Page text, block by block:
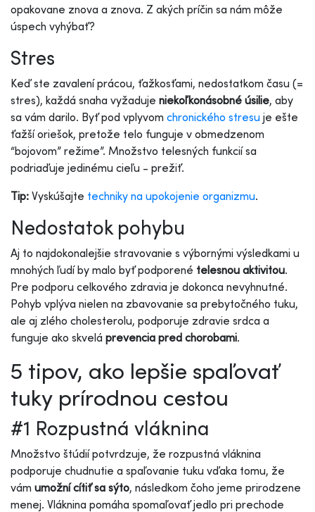
opakovane znova a znova. Z akých príčin sa nám môže
úspech vyhýbať?
Stres
Keď ste zavalení prácou, ťažkosťami, nedostatkom času (=
stres), každá snaha vyžaduje niekoľkonásobné úsilie, aby
sa vám darilo. Byť pod vplyvom chronického stresu je ešte
ťažší oriešok, pretože telo funguje v obmedzenom
“bojovom” režime”. Množstvo telesných funkcií sa
podriaďuje jedinému cieľu - prežiť.
Tip: Vyskúšajte techniky na upokojenie organizmu.
Nedostatok pohybu
Aj to najdokonalejšie stravovanie s výbornými výsledkami u
mnohých ľudí by malo byť podporené telesnou aktivitou.
Pre podporu celkového zdravia je dokonca nevyhnutné.
Pohyb vplýva nielen na zbavovanie sa prebytočného tuku,
ale aj zlého cholesterolu, podporuje zdravie srdca a
funguje ako skvelá prevencia pred chorobami.
5 tipov, ako lepšie spaľovať
tuky prírodnou cestou
#1 Rozpustná vláknina
Množstvo štúdií potvrdzuje, že rozpustná vláknina
podporuje chudnutie a spaľovanie tuku vďaka tomu, že
vám umožní cítiť sa sýto, následkom čoho jeme prirodzene
menej. Vláknina pomáha spomaľovať jedlo pri prechode